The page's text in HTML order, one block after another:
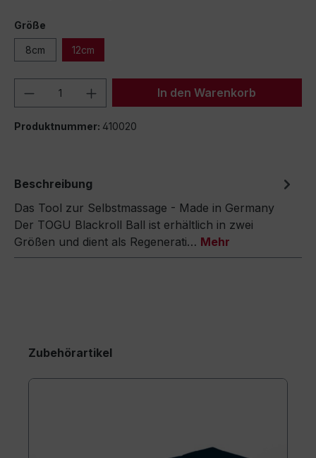
Größe
8cm 12cm
Produkt Anzahl: Gib denIn den Warenkorb
Produktnummer: 410020
Beschreibung
Das Tool zur Selbstmassage - Made in Germany
Der TOGU Blackroll Ball ist erhältlich in zwei
Größen und dient als Regenerati… Mehr
Zubehörartikel